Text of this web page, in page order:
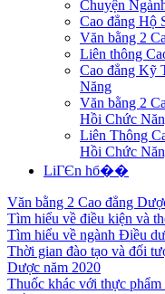
Chuyện
Cao đẳng Hộ
Văn bằng 2
Liên thông
Cao đẳng Kỹ
Năng
Văn bằng 2
Hồi Chức
Liên Thông
Hồi Chức
LiГЄn hб��
Văn bằng 2 Cao đẳng
Tìm hiểu về điều kiện và
Tìm hiểu về ngành Điều
Thời gian đào tạo và đối
Dược năm 2020
Thuốc khác với thực phẩm